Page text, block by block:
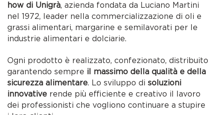
how di Unigrà, azienda fondata da Luciano Martini
nel 1972, leader nella commercializzazione di oli e
grassi alimentari, margarine e semilavorati per le
industrie alimentari e dolciarie.
Ogni prodotto è realizzato, confezionato, distribuito
garantendo sempre il massimo della qualità e della
sicurezza alimentare. Lo sviluppo disoluzioni
innovative rende più efficiente e creativo il lavoro
dei professionisti che vogliono continuare a stupire